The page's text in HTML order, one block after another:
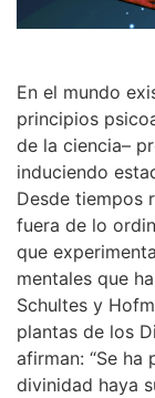
En el mundo
principios
de la ciencia–
induciendo
Desde tiempos
fuera de lo
que
mentales que
Schultes y
plantas de los
afirman: “Se ha
divinidad haya